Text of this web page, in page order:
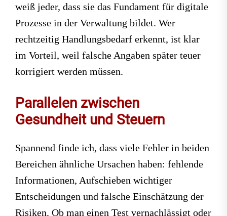
weiß jeder, dass sie das Fundament für digitale
Prozesse in der Verwaltung bildet. Wer
rechtzeitig Handlungsbedarf erkennt, ist klar
im Vorteil, weil falsche Angaben später teuer
korrigiert werden müssen.
Parallelen zwischen
Gesundheit und Steuern
Spannend finde ich, dass viele Fehler in beiden
Bereichen ähnliche Ursachen haben: fehlende
Informationen, Aufschieben wichtiger
Entscheidungen und falsche Einschätzung der
Risiken. Ob man einen Test vernachlässigt oder